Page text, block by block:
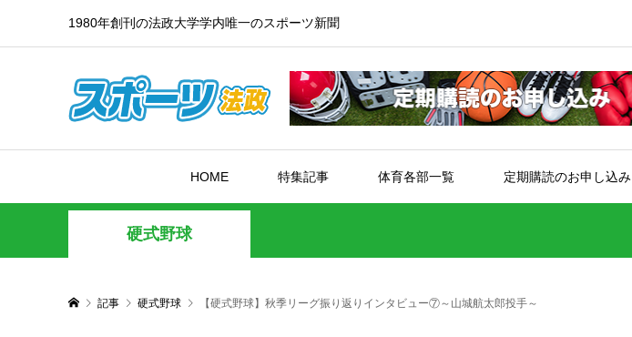
1980年創刊の法政大学学内唯一のスポーツ新聞
HOME 特集記事 体育各部一覧 定期購読のお申し込み
硬式野球
記事 硬式野球 【硬式野球】秋季リーグ振り返りインタビュー⑦～山城航太郎投手～